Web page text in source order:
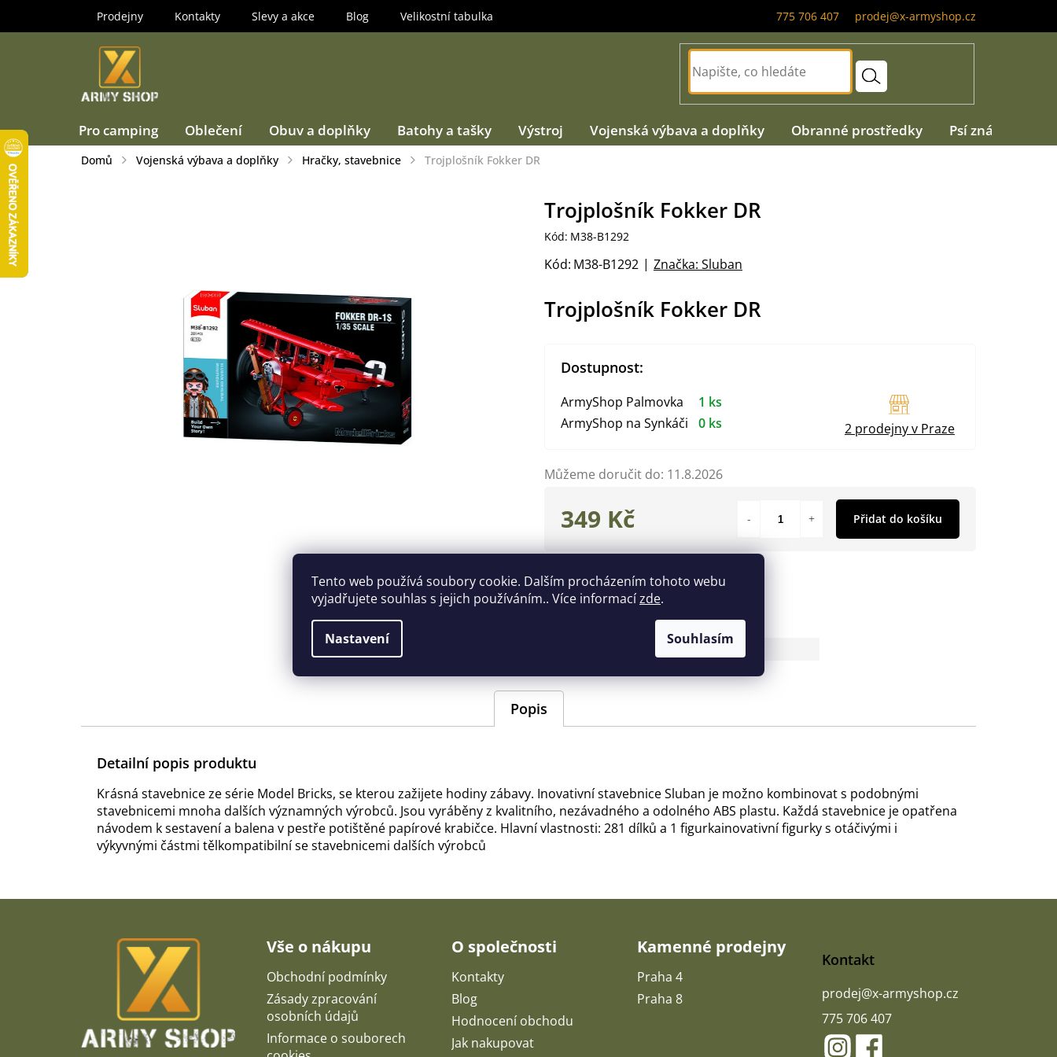
Tento web používá soubory cookie. Dalším procházením tohoto webu
vyjadřujete souhlas s jejich používáním.. Více informacízde.
Nastavení Souhlasím
775 706 407 prodej@x-armyshop.cz
Prodejny Kontakty Slevy a akce Blog Velikostní tabulka
Pro camping Oblečení Obuv a doplňky Batohy a tašky Výstroj Vojenská výbava a doplňky Obranné prostředky Psí známky
Domů Vojenská výbava a doplňky Hračky, stavebnice Trojplošník Fokker DR
Můžeme doručit do: 11.8.2026
Trojplošník Fokker DR
Zeptat se Hlídat
Trojplošník Fokker DR
Kód: M38-B1292
Značka: Sluban
Kód: M38-B1292
349 Kč
cena:
Přidat do košíku
Dostupnost:
ArmyShop Palmovka
1 ks
ArmyShop na Synkáči
0 ks 2 prodejny v Praze
Popis
Detailní popis produktu
Krásná stavebnice ze série Model Bricks, se kterou zažijete hodiny zábavy. Inovativní stavebnice Sluban je možno kombinovat s podobnými
stavebnicemi mnoha dalších významných výrobců. Jsou vyráběny z kvalitního, nezávadného a odolného ABS plastu. Každá stavebnice je opatřena
návodem k sestavení a balena v pestře potištěné papírové krabičce. Hlavní vlastnosti: 281 dílků a 1 figurkainovativní figurky s otáčivými i
výkyvnými částmi tělkompatibilní se stavebnicemi dalších výrobců
Vše o nákupu
Obchodní podmínky
Zásady zpracování
osobních údajů
Informace o souborech
O společnosti
Kontakty
Blog
Hodnocení obchodu
Jak nakupovat
Kamenné prodejny
Praha 4
Praha 8
Kontakt
prodej@x-armyshop.cz
775 706 407